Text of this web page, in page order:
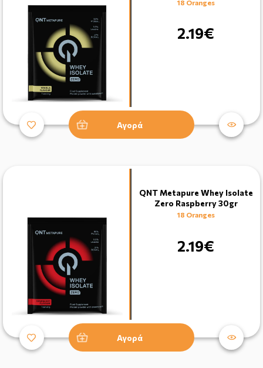
18 Oranges
2.19€
Αγορά
QNT Metapure Whey Isolate
Zero Raspberry 30gr
18 Oranges
2.19€
Αγορά